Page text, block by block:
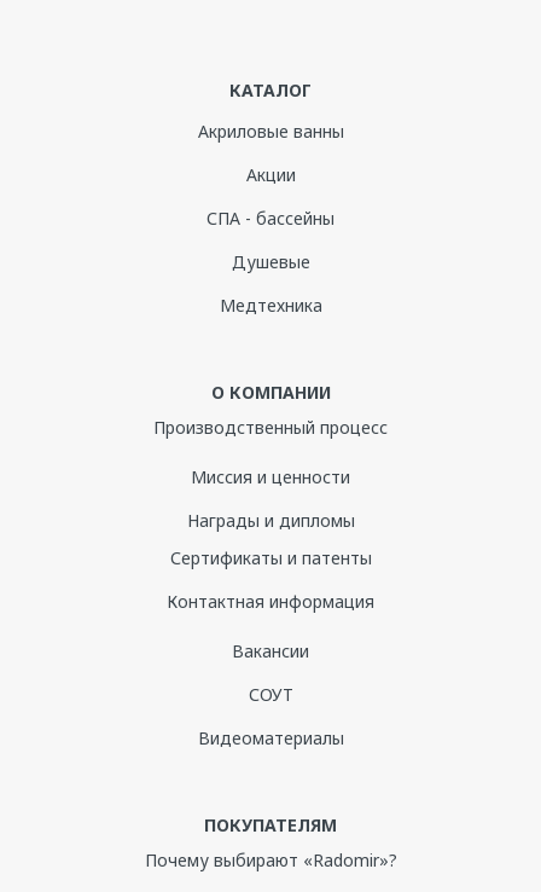
КАТАЛОГ
Акриловые ванны
Акции
СПА - бассейны
Душевые
Медтехника
О КОМПАНИИ
Производственный процесс
Миссия и ценности
Награды и дипломы
Сертификаты и патенты
Контактная информация
Вакансии
СОУТ
Видеоматериалы
ПОКУПАТЕЛЯМ
Почему выбирают «Radomir»?